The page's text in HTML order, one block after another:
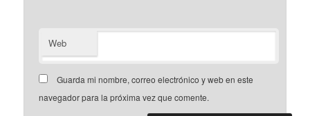
Web
Guarda mi nombre, correo electrónico y web en este
navegador para la próxima vez que comente.